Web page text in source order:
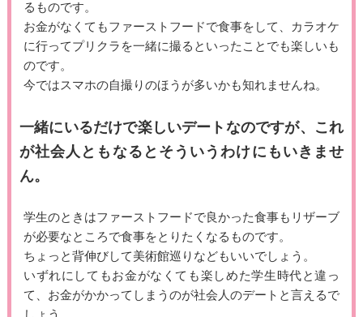
るものです。
お金がなくてもファーストフードで食事をして、カラオケ
に行ってプリクラを一緒に撮るといったことでも楽しいも
のです。
今ではスマホの自撮りのほうが多いかも知れませんね。
一緒にいるだけで楽しいデートなのですが、これ
が社会人ともなるとそういうわけにもいきませ
ん。
学生のときはファーストフードで良かった食事もリザーブ
が必要なところで食事をとりたくなるものです。
ちょっと背伸びして美術館巡りなどもいいでしょう。
いずれにしてもお金がなくても楽しめた学生時代と違っ
て、お金がかかってしまうのが社会人のデートと言えるで